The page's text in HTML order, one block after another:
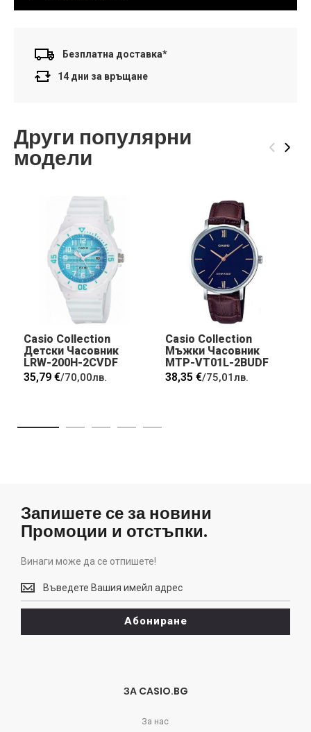
Безплатна доставка*
14 дни за връщане
Други популярни
модели ‹ ›
Casio Collection
Детски Часовник
LRW-200H-2CVDF
35,79 €/70,00лв.
Casio Collection
Мъжки Часовник
MTP-VT01L-2BUDF
38,35 €/75,01лв.
Запишете се за новини
Промоции и отстъпки.
Винаги може да се отпишете!
Винаги
може
да
отпишете!
Абониране
ЗА CASIO.BG
За нас